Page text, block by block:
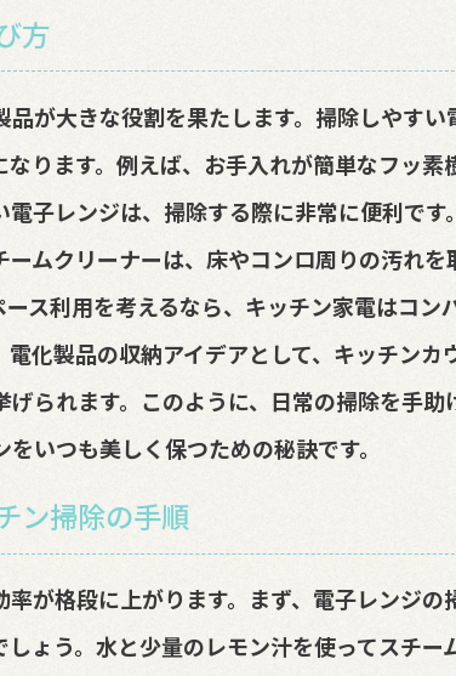
方
が大きな役割を果たします。掃除しやすい
ります。例えば、お手入れが簡単なフッ素
子レンジは、掃除する際に非常に便利です
ムクリーナーは、床やコンロ周りの汚れを
ス利用を考えるなら、キッチン家電はコン
化製品の収納アイデアとして、キッチンカ
られます。このように、日常の掃除を手助
いつも美しく保つための秘訣です。
ン掃除の手順
が格段に上がります。まず、電子レンジの
ょう。水と少量のレモン汁を使ってスチー